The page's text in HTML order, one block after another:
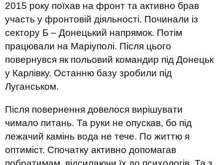
2015 року поїхав на фронт та активно брав
участь у фронтовій діяльності. Починали із
сектору Б – Донецький напрямок. Потім
працювали на Маріуполі. Після цього
повернувся як польовий командир під Донецьк
у Карлівку. Останню базу зробили під
Луганськом.
Після повернення довелося вирішувати
чимало питань. Та руки не опускав, бо під
лежачий камінь вода не тече. По життю я
оптиміст. Спочатку активно допомагав